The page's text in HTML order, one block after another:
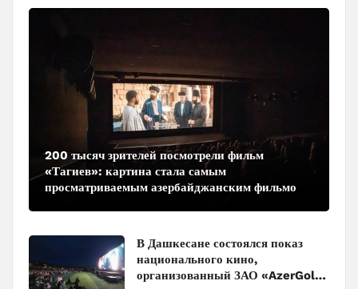
200 тысяч зрителей посмотрели фильм
«Тагиев»: картина стала самым
просматриваемым азербайджанским фильмом
В Дашкесане состоялся показ
национального кино,
организованный ЗАО «AzerGold»